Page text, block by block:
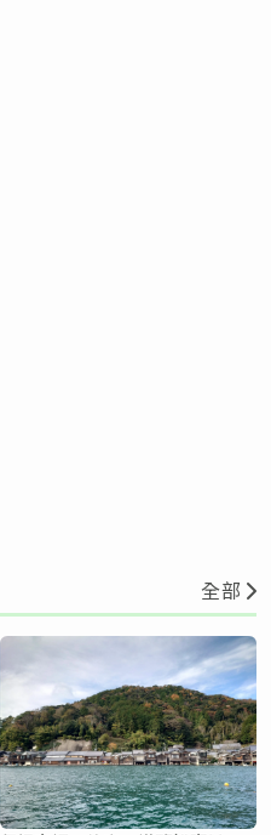
全部